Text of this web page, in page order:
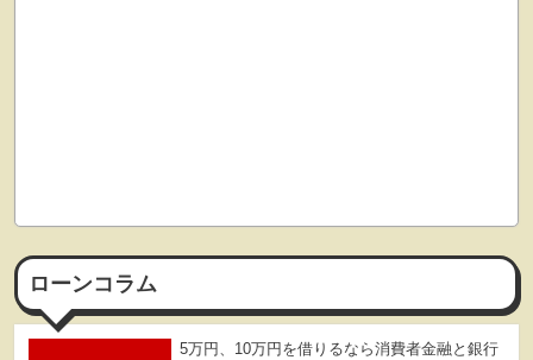
ローンコラム
5万円、10万円を借りるなら消費者金融と銀行